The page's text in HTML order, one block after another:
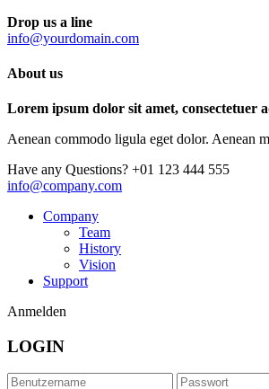
Drop us a line
info@yourdomain.com
About us
Lorem ipsum dolor sit amet, consectetuer
Aenean commodo ligula eget dolor. Aenean
Have any Questions? +01 123 444 555
info@company.com
Company
Team
History
Vision
Support
Anmelden
LOGIN